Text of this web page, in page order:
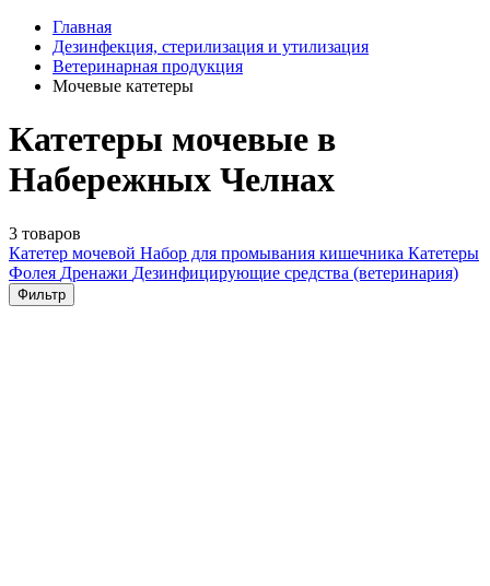
Главная
Дезинфекция, стерилизация и утилизация
Ветеринарная продукция
Мочевые катетеры
Катетеры мочевые в
Набережных Челнах
3 товаров
Катетер мочевой Набор для промывания кишечника Катетеры
Фолея Дренажи Дезинфицирующие средства (ветеринария)
Фильтр